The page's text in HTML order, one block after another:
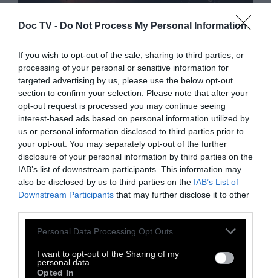
Doc TV - Do Not Process My Personal Information
If you wish to opt-out of the sale, sharing to third parties, or
processing of your personal or sensitive information for
targeted advertising by us, please use the below opt-out
section to confirm your selection. Please note that after your
opt-out request is processed you may continue seeing
interest-based ads based on personal information utilized by
us or personal information disclosed to third parties prior to
your opt-out. You may separately opt-out of the further
disclosure of your personal information by third parties on the
IAB’s list of downstream participants. This information may
also be disclosed by us to third parties on the IAB’s List of
Downstream Participants that may further disclose it to other
Personal Data Processing Opt Outs
I want to opt-out of the Sharing of my
personal data.
Opted In
VIDEO
PLAYER: Ένα ταξίδι από τώρα
μέχρι το τέλος του κόσμου
Τι πιστεύουν οι επιστήμονες: Πως θα
μοιάζει το μέλλον από τώρα μέχρι ένα τρις
χρόνια στο μέλλον;
28 Ιανουαρίου 2020